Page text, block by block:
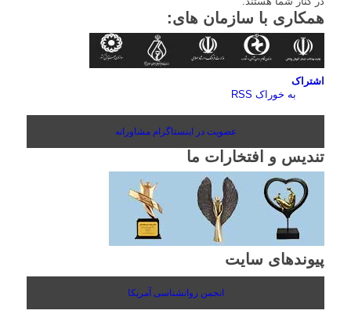
همکاری با سازمان های:
اشتراک
به خوراک RSS
عضویت در اینستاگرام مشاورانه
تندیس و افتخارات ما
پیوندهای سایت
انجمن روانشناسی آمریکا